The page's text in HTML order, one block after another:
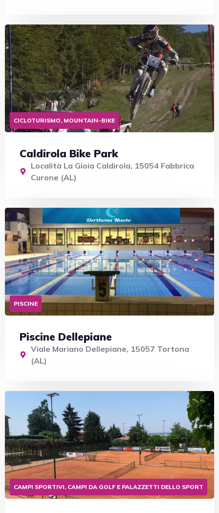
CICLOTURISMO, MOUNTAIN-BIKE
Caldirola Bike Park
Località La Gioia Caldirola, 15054 Fabbrica
Curone (AL)
PISCINE
Piscine Dellepiane
Viale Mariano Dellepiane, 15057 Tortona
(AL)
CAMPI SPORTIVI, CAMPI DA GOLF E PALAZZETTI DELLO SPORT